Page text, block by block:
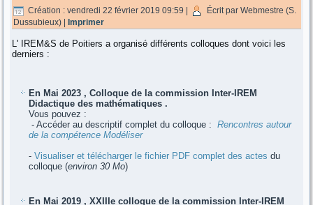
Création : vendredi 22 février 2019 09:59 |
Écrit par Webmestre (S.
Dussubieux) |Imprimer
L' IREM&S de Poitiers a organisé différents colloques dont voici les
derniers :
En Mai 2023 , Colloque de la commission Inter-IREM
Didactique des mathématiques .
Vous pouvez :
- Accéder au descriptif complet du colloque :Rencontres autour
de la compétenceModéliser
-Visualiser et télécharger le fichier PDF complet des actes du
colloque (environ 30 Mo)
En Mai 2019 , XXIIIe colloque de la commission Inter-IREM